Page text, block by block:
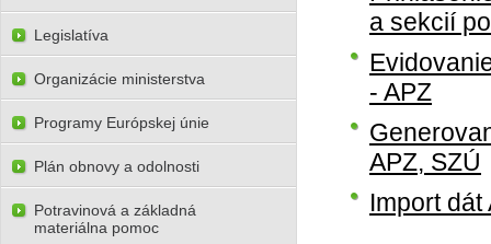
a sekcií
- APZ
APZ, SZÚ
Import dát
Legislatíva
Organizácie ministerstva
Programy Európskej únie
Plán obnovy a odolnosti
Potravinová a základná
materiálna pomoc